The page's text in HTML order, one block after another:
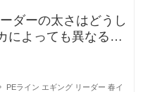
ダーの太さはどうし
によっても異なると
PEライン エギング リーダー 春イ